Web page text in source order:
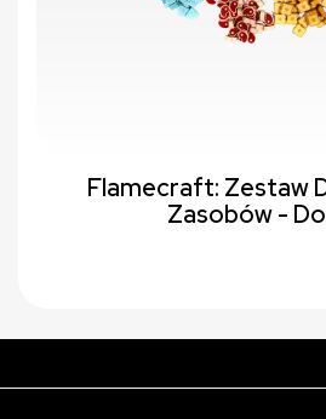
Flamecraft: Zestaw
Zasobów -